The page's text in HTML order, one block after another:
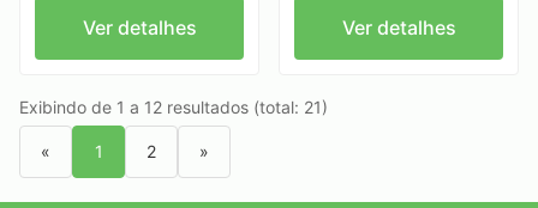
Ver detalhes Ver detalhes
Exibindo de 1 a 12 resultados (total: 21)
« 1 2 »